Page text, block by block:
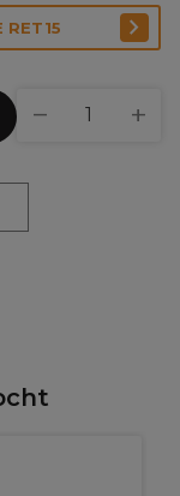
RET15